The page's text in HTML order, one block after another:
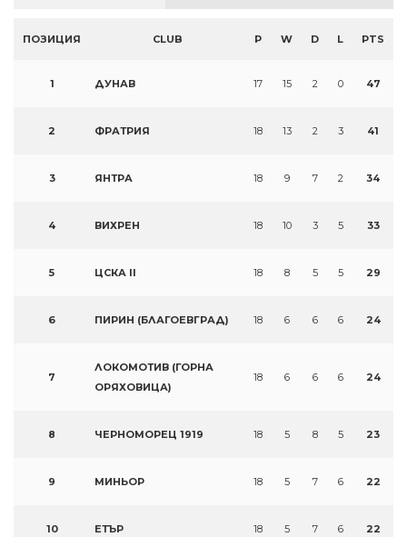
ПОЗИЦИЯ CLUB P W D L PTS
1 ДУНАВ 17 15 2 0 47
2 ФРАТРИЯ 18 13 2 3 41
3 ЯНТРА 18 9 7 2 34
4 ВИХРЕН 18 10 3 5 33
5 ЦСКА II 18 8 5 5 29
6 ПИРИН (БЛАГОЕВГРАД) 18 6 6 6 24
7
ЛОКОМОТИВ (ГОРНА
ОРЯХОВИЦА)
18 6 6 6 24
8 ЧЕРНОМОРЕЦ 1919 18 5 8 5 23
9 МИНЬОР 18 5 7 6 22
10 ЕТЪР 18 5 7 6 22